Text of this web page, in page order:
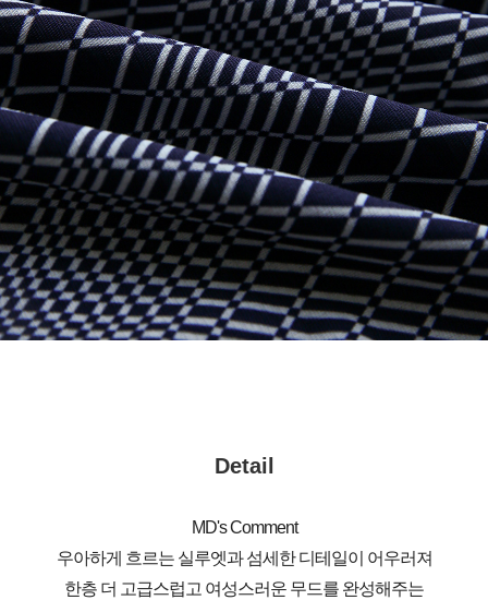
Detail
MD's Comment
우아하게 흐르는 실루엣과 섬세한 디테일이 어우러져
한층 더 고급스럽고 여성스러운 무드를 완성해주는